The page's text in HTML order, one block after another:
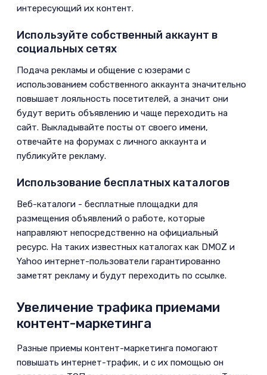
интересующий их контент.
Используйте собственный аккаунт в
социальных сетях
­Подача рекламы и общение с юзерами с
использованием собственного аккаунта значительно
повышает лояльность посетителей, а значит они
будут верить объявлению и чаще переходить на
сайт. Выкладывайте посты от своего имени,
отвечайте на форумах с личного аккаунта и
публикуйте рекламу.
Использование бесплатных каталогов
­Веб-каталоги - бесплатные площадки для
размещения объявлений о работе, которые
направляют непосредственно на официальный
ресурс. На таких известных каталогах как DMOZ и
Yahoo интернет-пользователи гарантированно
заметят рекламу и будут переходить по ссылке.
Увеличение трафика приемами
контент-маркетинга
­Разные приемы контент-маркетинга помогают
повышать интернет-трафик, и с их помощью он